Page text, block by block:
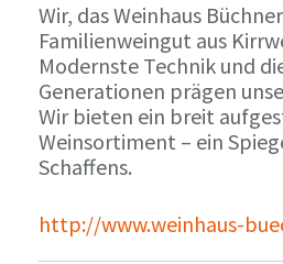
Wir, das Weinhaus
Familienweingut aus
Modernste Technik und
Generationen prägen
Wir bieten ein breit
Weinsortiment – ein
Schaffens.
http://www.weinhaus-